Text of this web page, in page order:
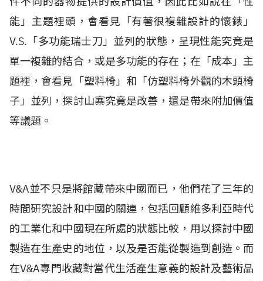
能」主題裡頭，會看見「有著很複雜設計的懷錶」
V.S.「多功能瑞士刀」並列的狀態，呈現性能究竟是
單一複雜的結合，或是多功能的存在；在「成本」主
題裡，會看見「塑料椅」和「仿塑料椅外觀的木頭椅
子」並列，探討山寨究竟是改善，還是帶來附加價值
等議題。
V&A並不只是將館藏帶來中國而已，他們花了三年的
時間研究設計和中國的關連，包括回顧維多利亞時代
的工業化和中國現在所處的狀態比較，用以探討中國
製造在生產史的地位，以及是否能從製造到創造。而
在V&A專門收藏對當代生活產生意義的設計及藝術品